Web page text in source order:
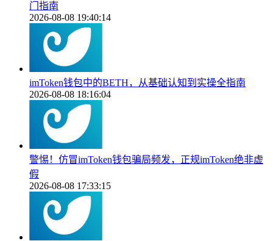
门指南
2026-08-08 19:40:14
imToken钱包中的BETH，从基础认知到实操全指南
2026-08-08 18:16:04
警惕！仿冒imToken钱包骗局频发，正规imToken绝非虚
假
2026-08-08 17:33:15